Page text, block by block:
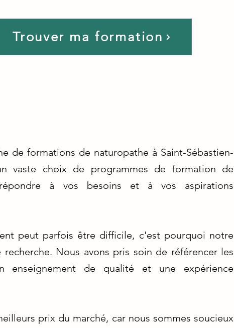
Trouver ma formation
de formations de naturopathe à Saint-Sébastien-
vaste choix de programmes de formation de
répondre à vos besoins et à vos aspirations
peut parfois être difficile, c'est pourquoi notre
Nous avons pris soin de référencer les
enseignement de qualité et une expérience
prix du marché, car nous sommes soucieux